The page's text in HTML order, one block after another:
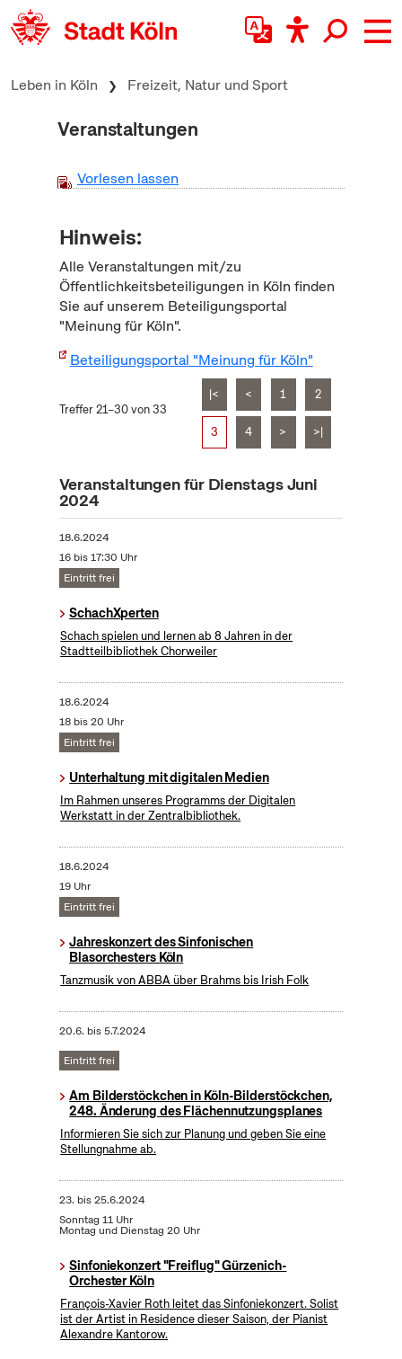
zum Inhalt springen
Leben in Köln Freizeit, Natur und Sport
Veranstaltungen
Vorlesen lassen
Hinweis:
Alle Veranstaltungen mit/zu
Öffentlichkeitsbeteiligungen in Köln finden
Sie auf unserem Beteiligungsportal
"Meinung für Köln".
Beteiligungsportal "Meinung für Köln"
Treffer 21–30 von 33
|< < 1 2
3 4 > >|
Veranstaltungen für Dienstags Juni
2024
18.6.2024
16 bis 17:30 Uhr
Eintritt frei
SchachXperten
Schach spielen und lernen ab 8 Jahren in der
Stadtteilbibliothek Chorweiler
18.6.2024
18 bis 20 Uhr
Eintritt frei
Unterhaltung mit digitalen Medien
Im Rahmen unseres Programms der Digitalen
Werkstatt in der Zentralbibliothek.
18.6.2024
19 Uhr
Eintritt frei
Jahreskonzert des Sinfonischen
Blasorchesters Köln
Tanzmusik von ABBA über Brahms bis Irish Folk
20.6. bis5.7.2024
Eintritt frei
Am Bilderstöckchen in Köln-Bilderstöckchen,
248. Änderung des Flächennutzungsplanes
Informieren Sie sich zur Planung und geben Sie eine
Stellungnahme ab.
23. bis25.6.2024
Sonntag 11 Uhr
Montag und Dienstag 20 Uhr
Sinfoniekonzert "Freiflug" Gürzenich-
Orchester Köln
François-Xavier Roth leitet das Sinfoniekonzert. Solist
ist der Artist in Residence dieser Saison, der Pianist
Alexandre Kantorow.